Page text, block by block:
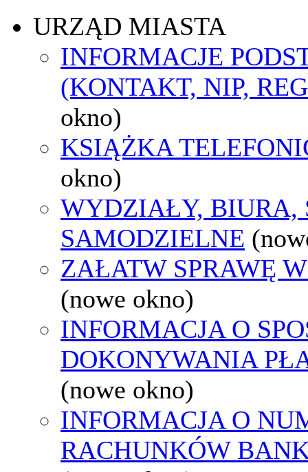
URZĄD MIASTA
INFORMACJE
(KONTAKT, NIP,
okno)
KSIĄŻKA
okno)
WYDZIAŁY, BIURA,
SAMODZIELNE
ZAŁATW SPRAWĘ
(nowe okno)
INFORMACJA O
DOKONYWANIA
(nowe okno)
INFORMACJA O
RACHUNKÓW